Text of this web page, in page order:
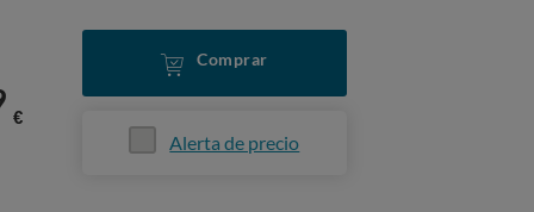
€
Comprar
Alerta de precio